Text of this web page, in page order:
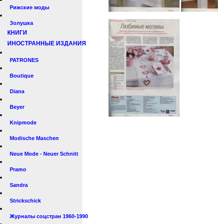
Рижские моды
Золушка
КНИГИ
ИНОСТРАННЫЕ ИЗДАНИЯ
PATRONES
Boutique
Diana
Beyer
Knipmode
Modische Maschen
Neue Mode - Neuer Schnitt
Pramo
Sandra
Strickschick
Журналы соцстран 1960-1990